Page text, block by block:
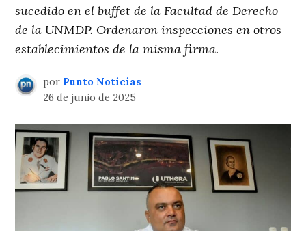
sucedido en el buffet de la Facultad de Derecho
de la UNMDP. Ordenaron inspecciones en otros
establecimientos de la misma firma.
por Punto Noticias
26 de junio de 2025